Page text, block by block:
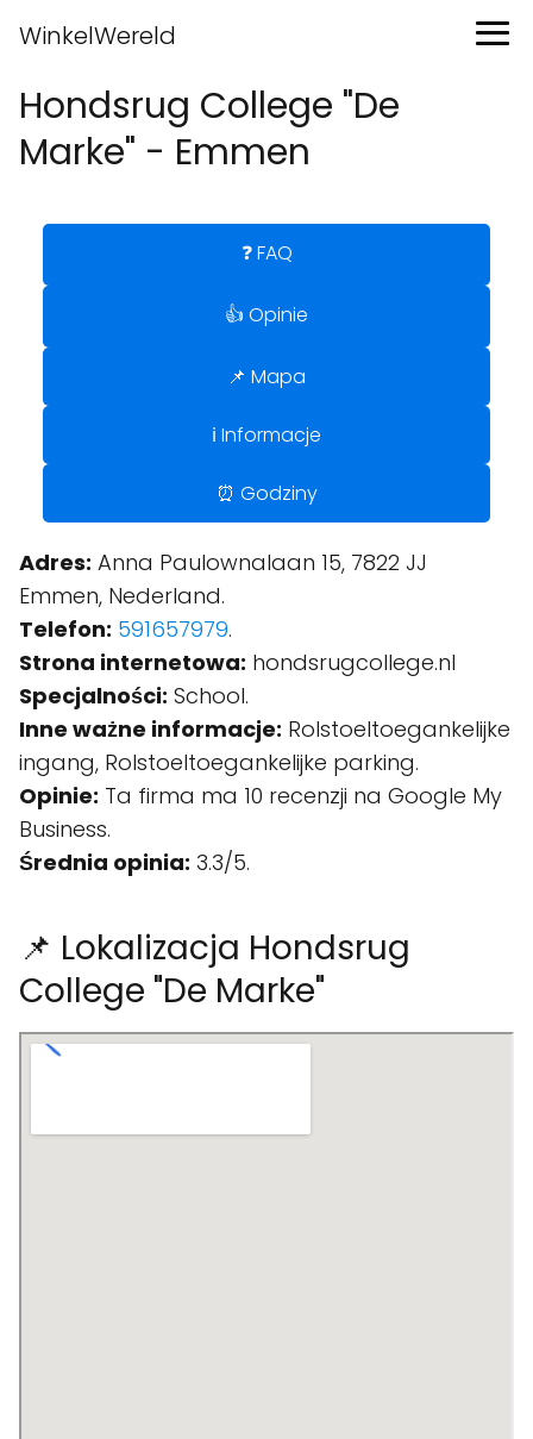
WinkelWereld
Hondsrug College "De
Marke" - Emmen
❓ FAQ
👍 Opinie
📌 Mapa
ℹ️ Informacje
⏰ Godziny
Adres: Anna Paulownalaan 15, 7822 JJ
Emmen, Nederland.
Telefon: 591657979.
Strona internetowa: hondsrugcollege.nl
Specjalności: School.
Inne ważne informacje: Rolstoeltoegankelijke
ingang, Rolstoeltoegankelijke parking.
Opinie: Ta firma ma 10 recenzji na Google My
Business.
Średnia opinia: 3.3/5.
📌 Lokalizacja Hondsrug
College "De Marke"